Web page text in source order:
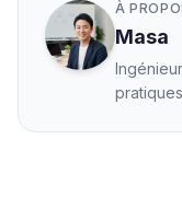
À
Masa